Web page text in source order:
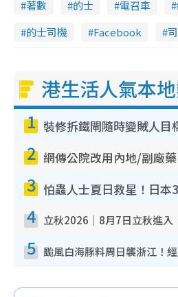
著數 的士 電召車
的士司機
Facebook
港生活人氣本
1
2
3
4
5